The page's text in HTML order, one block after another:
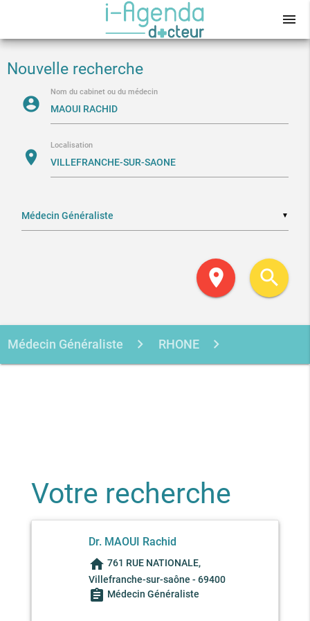
menu
Nouvelle recherche
account_circle
Nom du cabinet ou du médecin
location_on
Localisation
▼
location_on search
Médecin Généraliste RHONE
Votre recherche
Dr. MAOUI Rachid
home 761 RUE NATIONALE,
Villefranche-sur-saône - 69400
assignment Médecin Généraliste